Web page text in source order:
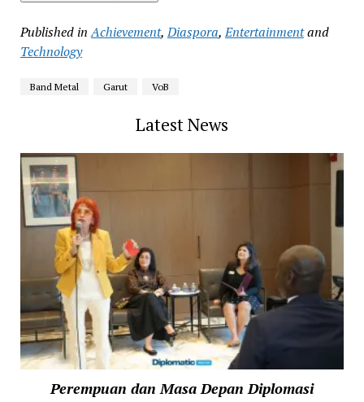
Published in Achievement,Diaspora,Entertainmentand
Technology
Band Metal Garut VoB
Latest News
Perempuan dan Masa Depan Diplomasi